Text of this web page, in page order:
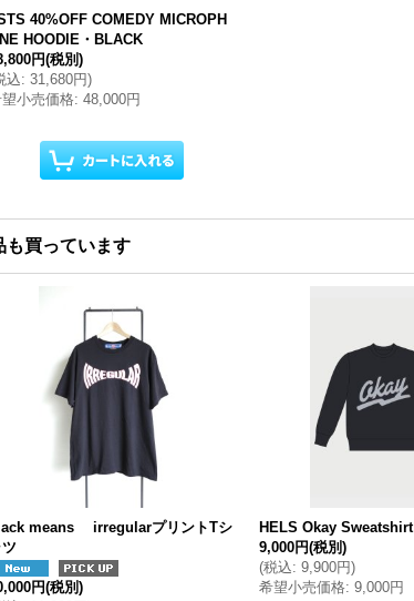
40%OFF COMEDY MICROPH
HOODIE・BLACK
円(税別)
込: 31,680円)
小売価格: 48,000円
も買っています
means irregularプリントTシ
円(税別)
HELS Okay
9,000円(税別)
(税込: 9,900円)
希望小売価格: 9,000円